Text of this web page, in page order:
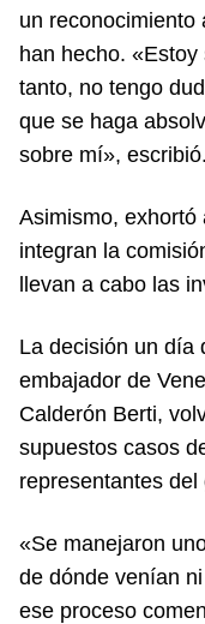
un reconocimiento
han hecho.
tanto, no tengo
que se haga
sobre mí», escribió.
Asimismo, exhortó
integran la
llevan a cabo las
La decisión un día
embajador de
Calderón Berti,
supuestos casos
representantes
«Se manejaron
de dónde venían
ese proceso